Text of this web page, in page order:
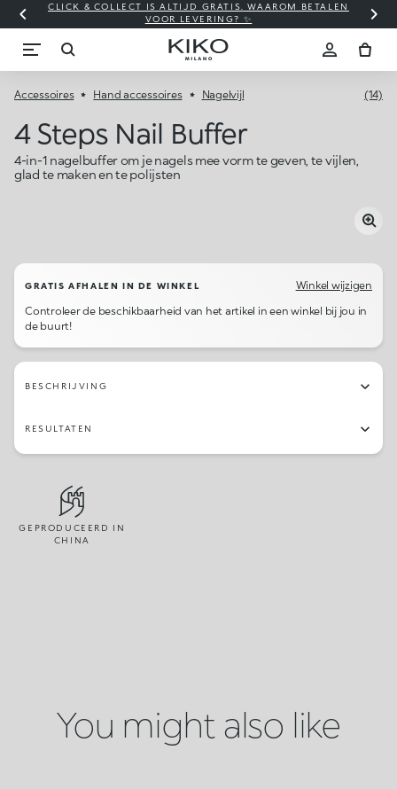
CLICK & COLLECT IS ALTIJD GRATIS. WAAROM BETALEN
VOOR LEVERING? ✨
Accessoires Hand accessoires Nagelvijl (14)
4 Steps Nail Buffer
4-in-1 nagelbuffer om je nagels mee vorm te geven, te vijlen,
glad te maken en te polijsten
GRATIS AFHALEN IN DE WINKEL
Winkel wijzigen
Controleer de beschikbaarheid van het artikel in een winkel bij jou in
de buurt!
BESCHRIJVING
RESULTATEN
GEPRODUCEERD IN
CHINA
You might also like